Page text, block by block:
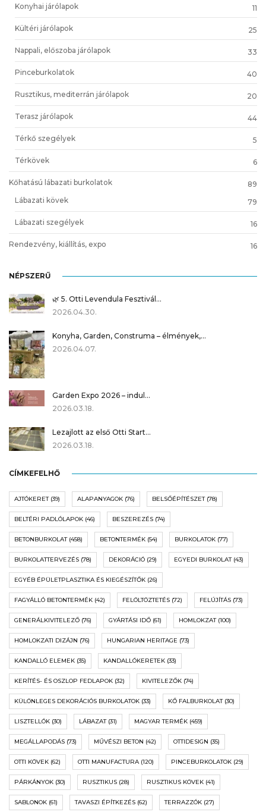
Konyhai járólapok 11
Kültéri járólapok 25
Nappali, előszoba járólapok 33
Pinceburkolatok 40
Rusztikus, mediterrán járólapok 20
Terasz járólapok 44
Térkő szegélyek 5
Térkövek 6
Kőhatású lábazati burkolatok
89
Lábazati kövek
79
Lábazati szegélyek 16
Rendezvény, kiállítás, expo 16
NÉPSZERŰ
🌿 5. Otti Levendula Fesztivál…
2026.04.30.
Konyha, Garden, Construma – élmények,…
2026.04.07.
Garden Expo 2026 – indul…
2026.03.18.
Lezajlott az első Otti Start…
2026.03.18.
CÍMKEFELHŐ
AJTÓKERET(39) ALAPANYAGOK (76) BELSŐÉPÍTÉSZET(78)
BELTÉRI PADLÓLAPOK (46) BESZEREZÉS (74)
BETONBURKOLAT(458) BETONTERMÉK (54) BURKOLATOK (77)
BURKOLATTERVEZÉS (78) DEKORÁCIÓ (29) EGYEDI BURKOLAT(43)
EGYÉB ÉPÜLETPLASZTIKA ÉS KIEGÉSZÍTŐK (26)
FAGYÁLLÓ BETONTERMÉK (42) FELÖLTÖZTETÉS (72) FELÚJÍTÁS (73)
GENERÁLKIVITELEZŐ (76) GYÁRTÁSI IDŐ (61) HOMLOKZAT(100)
HOMLOKZATI DIZÁJN (76) HUNGARIAN HERITAGE (73)
KANDALLÓ ELEMEK (35) KANDALLÓKERETEK (33)
KERÍTÉS- ÉS OSZLOP FEDLAPOK (32) KIVITELEZŐK (74)
KÜLÖNLEGES DEKORÁCIÓS BURKOLATOK (33) KŐ FALBURKOLAT(30)
LISZTELLÓK (30) LÁBAZAT(31) MAGYAR TERMÉK (459)
MEGÁLLAPODÁS (73) MŰVÉSZI BETON (42) OTTIDESIGN (35)
OTTI KÖVEK (62) OTTI MANUFACTURA(120) PINCEBURKOLATOK (29)
PÁRKÁNYOK (30) RUSZTIKUS (28) RUSZTIKUS KÖVEK (41)
SABLONOK (61) TAVASZI ÉPÍTKEZÉS (62) TERRAZZÓK (27)